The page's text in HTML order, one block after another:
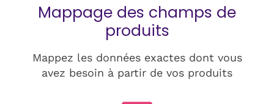
Mappage des champs de
produits
Mappez les données exactes dont vous
avez besoin à partir de vos produits